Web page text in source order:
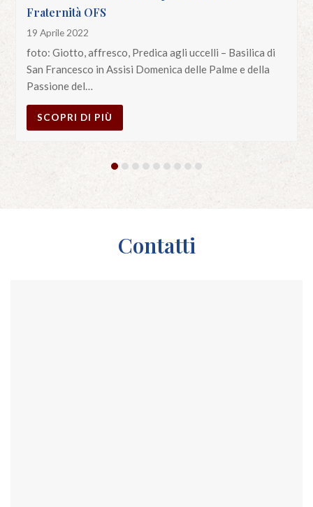
Fraternità OFS
19 Aprile 2022
foto: Giotto, affresco, Predica agli uccelli – Basilica di
San Francesco in Assisi Domenica delle Palme e della
Passione del…
SCOPRI DI PIÙ
Contatti